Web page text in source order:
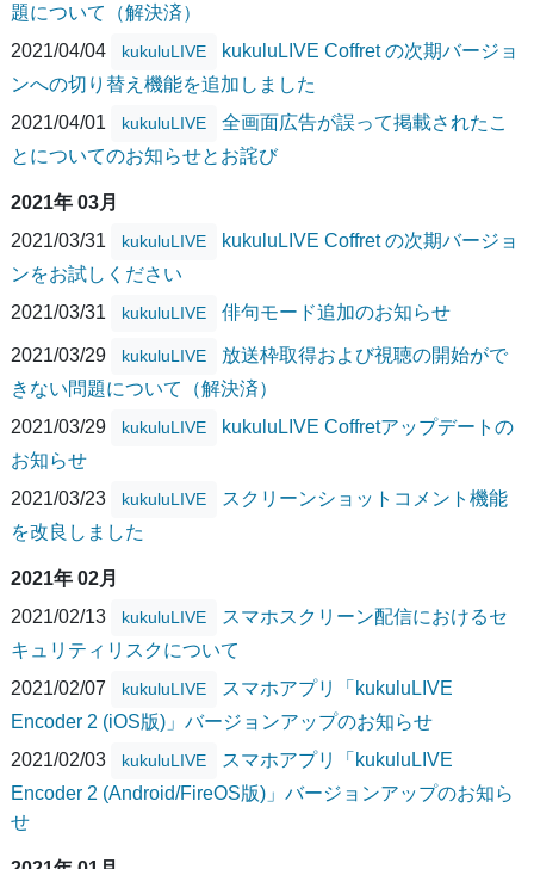
題について（解決済）
2021/04/04
kukuluLIVE
kukuluLIVE Coffret の次期バージョ
ンへの切り替え機能を追加しました
2021/04/01
kukuluLIVE
全画面広告が誤って掲載されたこ
とについてのお知らせとお詫び
2021年 03月
2021/03/31
kukuluLIVE
kukuluLIVE Coffret の次期バージョ
ンをお試しください
2021/03/31
kukuluLIVE 俳句モード追加のお知らせ
2021/03/29 kukuluLIVE
放送枠取得および視聴の開始がで
きない問題について（解決済）
2021/03/29
kukuluLIVE
kukuluLIVE Coffretアップデートの
お知らせ
2021/03/23
kukuluLIVE
スクリーンショットコメント機能
を改良しました
2021年 02月
2021/02/13
kukuluLIVE
スマホスクリーン配信におけるセ
キュリティリスクについて
2021/02/07
kukuluLIVE
スマホアプリ「kukuluLIVE
Encoder 2 (iOS版)」バージョンアップのお知らせ
2021/02/03
kukuluLIVE
スマホアプリ「kukuluLIVE
Encoder 2 (Android/FireOS版)」バージョンアップのお知ら
せ